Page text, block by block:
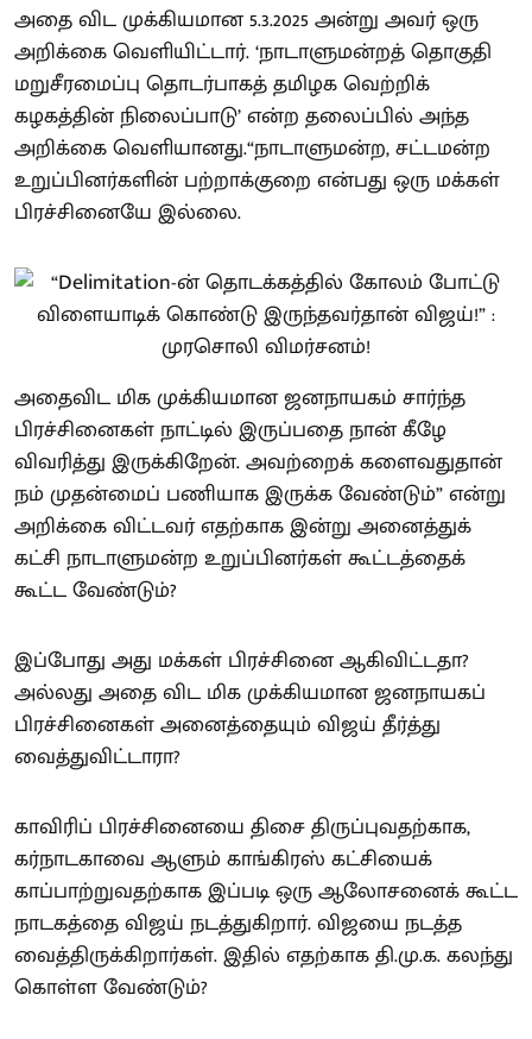
அதை விட முக்கியமான 5.3.2025 அன்று அவர் ஒரு
அறிக்கை வெளியிட்டார். ‘நாடாளுமன்றத் தொகுதி
மறுசீரமைப்பு தொடர்பாகத் தமிழக வெற்றிக்
கழகத்தின் நிலைப்பாடு’ என்ற தலைப்பில் அந்த
அறிக்கை வெளியானது.“நாடாளுமன்ற, சட்டமன்ற
உறுப்பினர்களின் பற்றாக்குறை என்பது ஒரு மக்கள்
பிரச்சினையே இல்லை.
அதைவிட மிக முக்கியமான ஜனநாயகம் சார்ந்த
பிரச்சினைகள் நாட்டில் இருப்பதை நான் கீழே
விவரித்து இருக்கிறேன். அவற்றைக் களைவதுதான்
நம் முதன்மைப் பணியாக இருக்க வேண்டும்” என்று
அறிக்கை விட்டவர் எதற்காக இன்று அனைத்துக்
கட்சி நாடாளுமன்ற உறுப்பினர்கள் கூட்டத்தைக்
கூட்ட வேண்டும்?
இப்போது அது மக்கள் பிரச்சினை ஆகிவிட்டதா?
அல்லது அதை விட மிக முக்கியமான ஜனநாயகப்
பிரச்சினைகள் அனைத்தையும் விஜய் தீர்த்து
வைத்துவிட்டாரா?
காவிரிப் பிரச்சினையை திசை திருப்புவதற்காக,
கர்நாடகாவை ஆளும் காங்கிரஸ் கட்சியைக்
காப்பாற்றுவதற்காக இப்படி ஒரு ஆலோசனைக் கூட்ட
நாடகத்தை விஜய் நடத்துகிறார். விஜயை நடத்த
வைத்திருக்கிறார்கள். இதில் எதற்காக தி.மு.க. கலந்து
கொள்ள வேண்டும்?